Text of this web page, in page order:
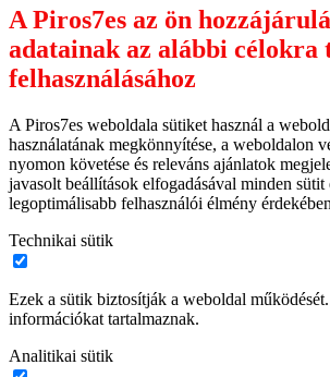
A Piros7es az ön
adatainak az alábbi célokra
felhasználásához
A Piros7es weboldala sütiket használ a
használatának megkönnyítése, a weboldalon
nyomon követése és releváns ajánlatok
javasolt beállítások elfogadásával minden sütit
legoptimálisabb felhasználói élmény
Technikai sütik
Ezek a sütik biztosítják a weboldal
információkat tartalmaznak.
Analitikai sütik